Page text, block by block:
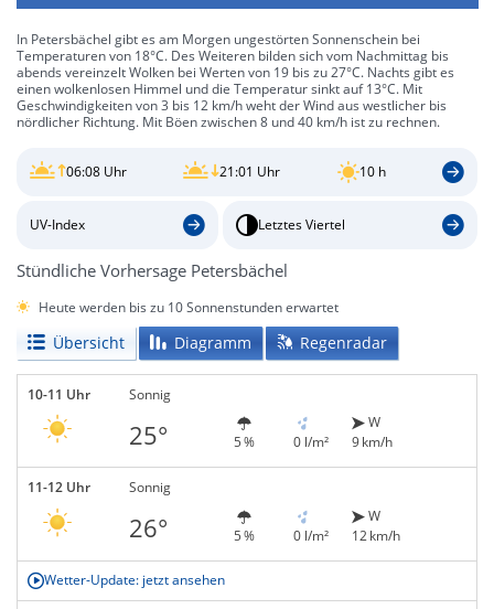
In Petersbächel gibt es am Morgen ungestörten Sonnenschein bei
Temperaturen von 18°C. Des Weiteren bilden sich vom Nachmittag bis
abends vereinzelt Wolken bei Werten von 19 bis zu 27°C. Nachts gibt es
einen wolkenlosen Himmel und die Temperatur sinkt auf 13°C. Mit
Geschwindigkeiten von 3 bis 12 km/h weht der Wind aus westlicher bis
nördlicher Richtung. Mit Böen zwischen 8 und 40 km/h ist zu rechnen.
06:08 Uhr 21:01 Uhr 10 h
UV-Index Letztes Viertel
Stündliche Vorhersage Petersbächel
Heute werden bis zu 10 Sonnenstunden erwartet
Übersicht Diagramm Regenradar
10-11 Uhr Sonnig
25° 5 % 0 l/m²
W
9 km/h
11-12 Uhr Sonnig
26° 5 % 0 l/m²
W
12 km/h
Wetter-Update: jetzt ansehen